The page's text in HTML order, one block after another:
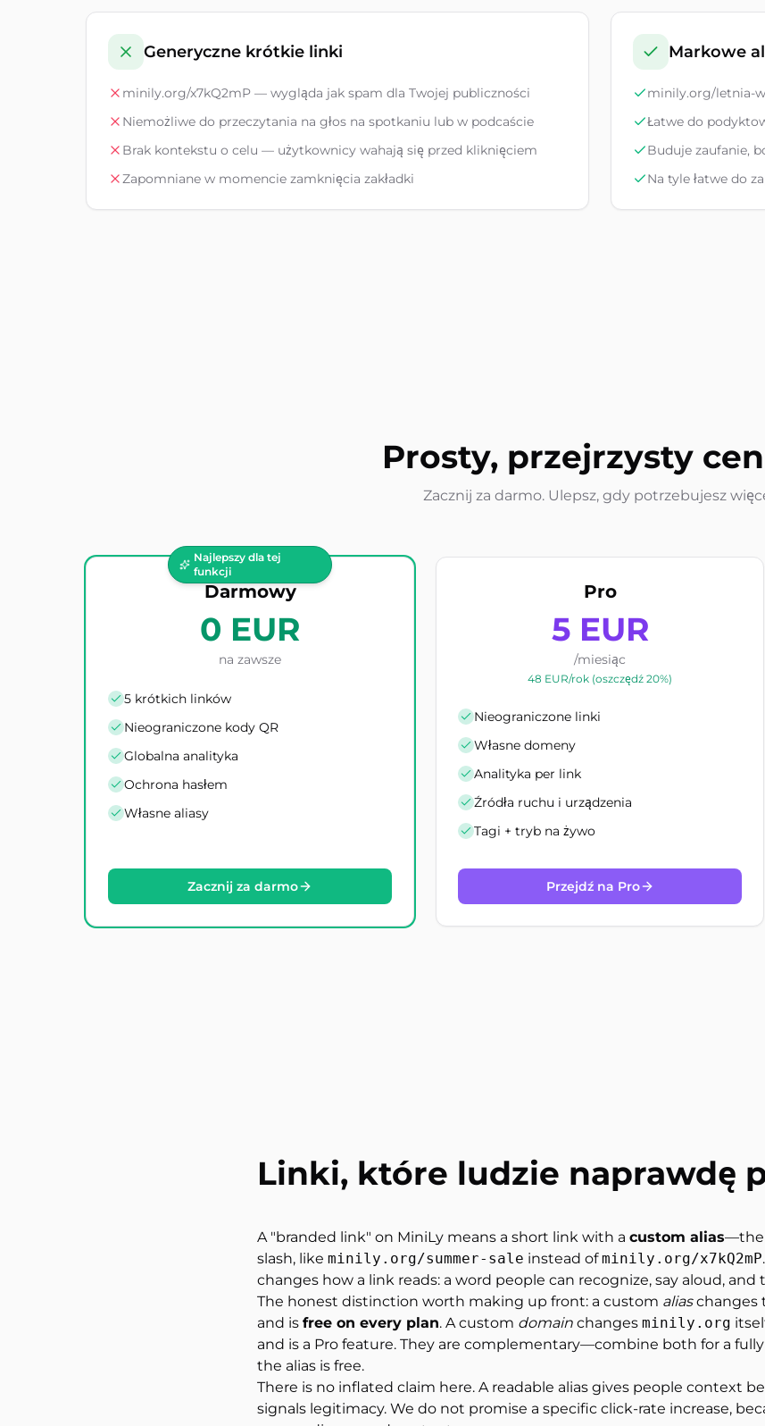
Generyczne krótkie linki
minily.org/x7kQ2mP — wygląda jak spam dla Twojej publiczności
Niemożliwe do przeczytania na głos na spotkaniu lub w podcaście
Brak kontekstu o celu — użytkownicy wahają się przed kliknięciem
Zapomniane w momencie zamknięcia zakładki
Markowe
minily.org/letnia-
Łatwe do
Buduje zaufanie,
Na tyle łatwe do
Prosty, przejrzysty
Zacznij za darmo. Ulepsz, gdy potrzebujesz
Najlepszy dla tej
funkcji
Darmowy
0 EUR
na zawsze
5 krótkich linków
Nieograniczone kody QR
Globalna analityka
Ochrona hasłem
Własne aliasy
Zacznij za darmo
Pro
5 EUR
/miesiąc
48 EUR/rok (oszczędź 20%)
Nieograniczone linki
Własne domeny
Analityka per link
Źródła ruchu i urządzenia
Tagi + tryb na żywo
Przejdź na Pro
Linki, które ludzie naprawdę
A "branded link" on MiniLy means a short link with a custom alias—the
slash, like minily.org/summer-sale instead ofminily.org/x7kQ2mP
changes how a link reads: a word people can recognize, say aloud, and
The honest distinction worth making up front: a custom aliaschanges
and is free on every plan. A custom domain changes minily.org
and is a Pro feature. They are complementary—combine both for a
the alias is free.
There is no inflated claim here. A readable alias gives people context
signals legitimacy. We do not promise a specific click-rate increase,